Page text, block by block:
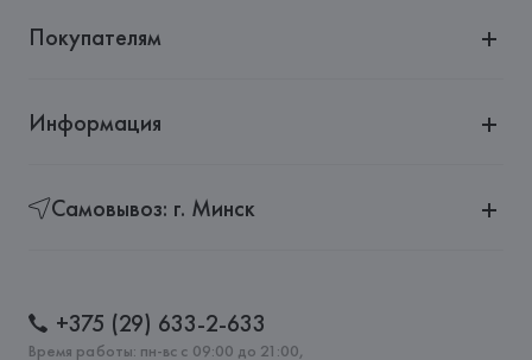
Покупателям
Информация
Самовывоз: г. Минск
+375 (29) 633-2-633
Время работы: пн-вс с 09:00 до 21:00,